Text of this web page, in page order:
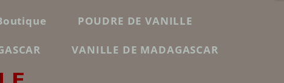
POUDRE DE VANILLE
VANILLE DE MADAGASCAR